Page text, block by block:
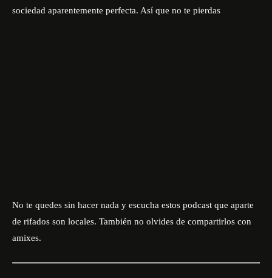
sociedad aparentemente perfecta. Así que no te pierdas
No te quedes sin hacer nada y escucha estos podcast que aparte
de rifados son locales. También no olvides de compartirlos con
amixes.